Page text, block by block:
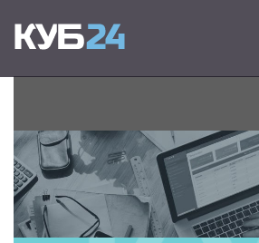
Онлайн программа для
счетов на оплату –
просто.